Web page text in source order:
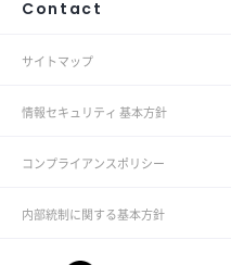
Contact
サイトマップ
情報セキュリティ 基本方針
コンプライアンスポリシー
内部統制に関する基本方針